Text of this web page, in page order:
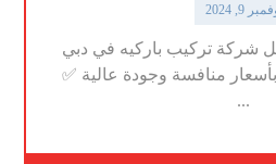
9, 2024
تركيب باركيه في دبي
منافسة وجودة عالية ✅
...